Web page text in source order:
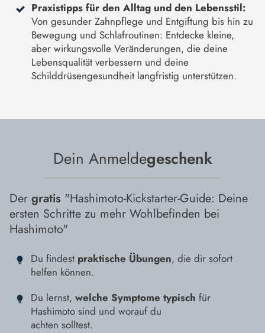
Praxistipps für den Alltag und den Lebensstil:
Von gesunder Zahnpflege und Entgiftung bis hin zu
Bewegung und Schlafroutinen: Entdecke kleine,
aber wirkungsvolle Veränderungen, die deine
Lebensqualität verbessern und deine
Schilddrüsengesundheit langfristig unterstützen.
Dein Anmeldegeschenk
Der gratis "Hashimoto-Kickstarter-Guide: Deine
ersten Schritte zu mehr Wohlbefinden bei
Hashimoto"
Du findest praktische Übungen, die dir sofort
helfen können.
Du lernst, welche Symptome typisch für
Hashimoto sind und worauf du
achten solltest.